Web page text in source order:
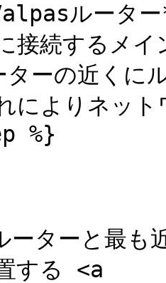
ルーター
接続するメ
ーの近くに
によりネッ
ターと最も
する <a